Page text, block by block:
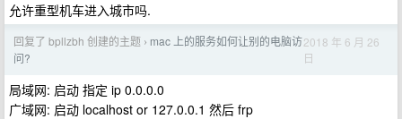
允许重型机车进入城市吗.
回复了 bpllzbh 创建的主题 › mac 上的服务如何让别的电脑访
问?
2018 年 6 月 26
日
局域网: 启动 指定 ip 0.0.0.0
广域网: 启动 localhost or 127.0.0.1 然后 frp